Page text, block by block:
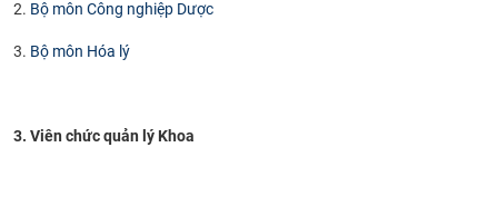
2. Bộ môn Công nghiệp Dược
3. Bộ môn Hóa lý
3. Viên chức quản lý Khoa